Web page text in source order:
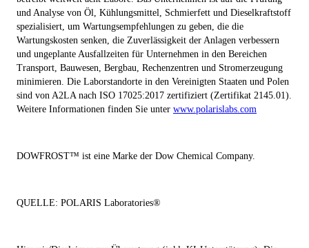
und Analyse von Öl, Kühlungsmittel, Schmierfett und Dieselkraftstoff
spezialisiert, um Wartungsempfehlungen zu geben, die die
Wartungskosten senken, die Zuverlässigkeit der Anlagen verbessern
und ungeplante Ausfallzeiten für Unternehmen in den Bereichen
Transport, Bauwesen, Bergbau, Rechenzentren und Stromerzeugung
minimieren. Die Laborstandorte in den Vereinigten Staaten und Polen
sind von A2LA nach ISO 17025:2017 zertifiziert (Zertifikat 2145.01).
Weitere Informationen finden Sie unter www.polarislabs.com
DOWFROST™ ist eine Marke der Dow Chemical Company.
QUELLE: POLARIS Laboratories®